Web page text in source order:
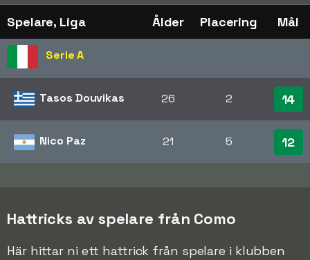
Spelare, Liga Ålder Placering Mål
Serie A
Tasos Douvikas 26 2 14
Nico Paz 21 5 12
Hattricks av spelare från Como
Här hittar ni ett hattrick från spelare i klubben